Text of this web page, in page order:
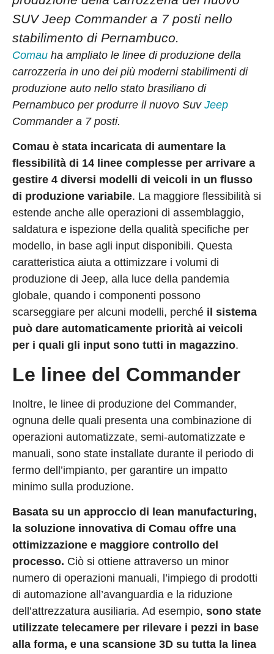
SUV Jeep Commander a 7 posti nello
stabilimento di Pernambuco.
Comau ha ampliato le linee di produzione della
carrozzeria in uno dei più moderni stabilimenti di
produzione auto nello stato brasiliano di
Pernambuco per produrre il nuovo Suv Jeep
Commander a 7 posti.
Comau è stata incaricata di aumentare la
flessibilità di 14 linee complesse per arrivare a
gestire 4 diversi modelli di veicoli in un flusso
di produzione variabile. La maggiore flessibilità si
estende anche alle operazioni di assemblaggio,
saldatura e ispezione della qualità specifiche per
modello, in base agli input disponibili. Questa
caratteristica aiuta a ottimizzare i volumi di
produzione di Jeep, alla luce della pandemia
globale, quando i componenti possono
scarseggiare per alcuni modelli, perché il sistema
può dare automaticamente priorità ai veicoli
per i quali gli input sono tutti in magazzino.
Le linee del Commander
Inoltre, le linee di produzione del Commander,
ognuna delle quali presenta una combinazione di
operazioni automatizzate, semi-automatizzate e
manuali, sono state installate durante il periodo di
fermo dell’impianto, per garantire un impatto
minimo sulla produzione.
Basata su un approccio di lean manufacturing,
la soluzione innovativa di Comau offre una
ottimizzazione e maggiore controllo del
processo. Ciò si ottiene attraverso un minor
numero di operazioni manuali, l’impiego di prodotti
di automazione all’avanguardia e la riduzione
dell’attrezzatura ausiliaria. Ad esempio, sono state
utilizzate telecamere per rilevare i pezzi in base
alla forma, e una scansione 3D su tutta la linea